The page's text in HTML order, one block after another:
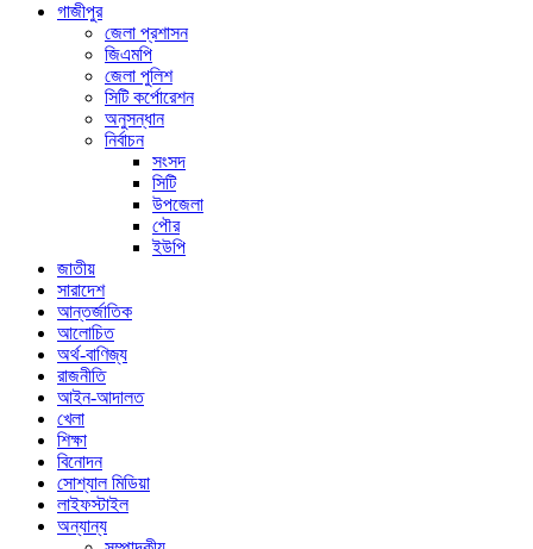
গাজীপুর
জেলা প্রশাসন
জিএমপি
জেলা পুলিশ
সিটি কর্পোরেশন
অনুসন্ধান
নির্বাচন
সংসদ
সিটি
উপজেলা
পৌর
ইউপি
জাতীয়
সারাদেশ
আন্তর্জাতিক
আলোচিত
অর্থ-বাণিজ্য
রাজনীতি
আইন-আদালত
খেলা
শিক্ষা
বিনোদন
সোশ্যাল মিডিয়া
লাইফস্টাইল
অন্যান্য